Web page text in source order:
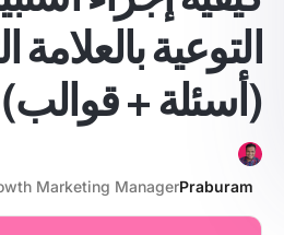
التوعية بالعلامة
(أسئلة + قوالب)
Praburam
Marketing Manager